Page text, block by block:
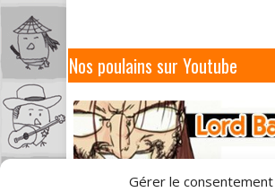
Gérer le consentement
Nos poulains sur Youtube